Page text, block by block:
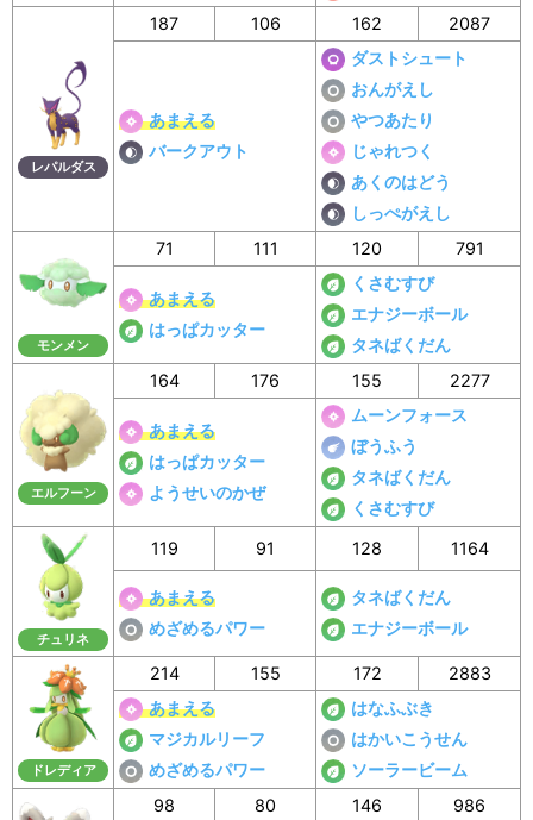
レパルダス
187 106 162 2087
あまえる
バークアウト
ダストシュート
おんがえし
やつあたり
じゃれつく
あくのはどう
しっぺがえし
モンメン
71 111 120 791
あまえる
はっぱカッター
くさむすび
エナジーボール
タネばくだん
エルフーン
164 176 155 2277
あまえる
はっぱカッター
ようせいのかぜ
ムーンフォース
ぼうふう
タネばくだん
くさむすび
チュリネ
119 91 128 1164
あまえる
めざめるパワー
タネばくだん
エナジーボール
ドレディア
214 155 172
2883
あまえる
マジカルリーフ
めざめるパワー
はなふぶき
はかいこうせん
ソーラービーム
98 80 146 986